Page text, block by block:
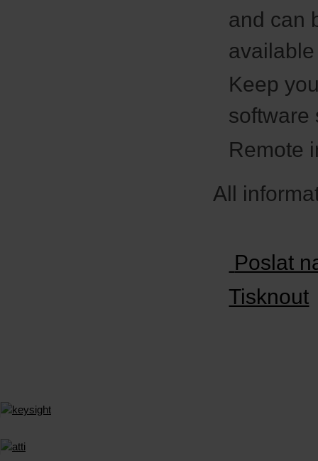
and can
Keep
software
Remote
All
Poslat
Tisknout